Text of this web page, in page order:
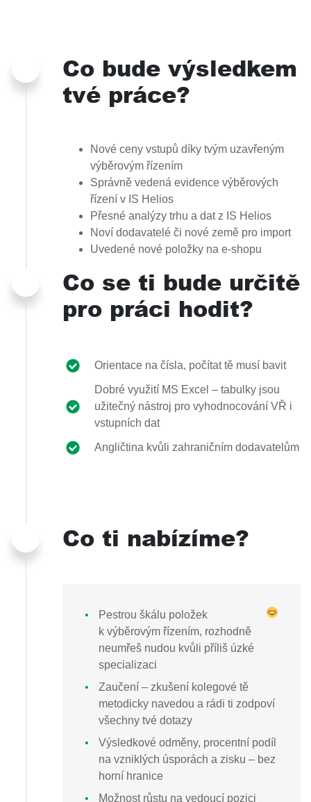
Co bude výsledkem
tvé práce?
Nové ceny vstupů díky tvým uzavřeným
výběrovým řízením
Správně vedená evidence výběrových
řízení v IS Helios
Přesné analýzy trhu a dat z IS Helios
Noví dodavatelé či nové země pro import
Uvedené nové položky na e-shopu
Co se ti bude určitě
pro práci hodit?
Orientace na čísla, počítat tě musí bavit
Dobré využití MS Excel – tabulky jsou
užitečný nástroj pro vyhodnocování VŘ i
vstupních dat
Angličtina kvůli zahraničním dodavatelům
Co ti nabízíme?
Pestrou škálu položek
k výběrovým řízením, rozhodně
neumřeš nudou kvůli příliš úzké
specializaci
Zaučení – zkušení kolegové tě
metodicky navedou a rádi ti zodpoví
všechny tvé dotazy
Výsledkové odměny, procentní podíl
na vzniklých úsporách a zisku – bez
horní hranice
Možnost růstu na vedoucí pozici